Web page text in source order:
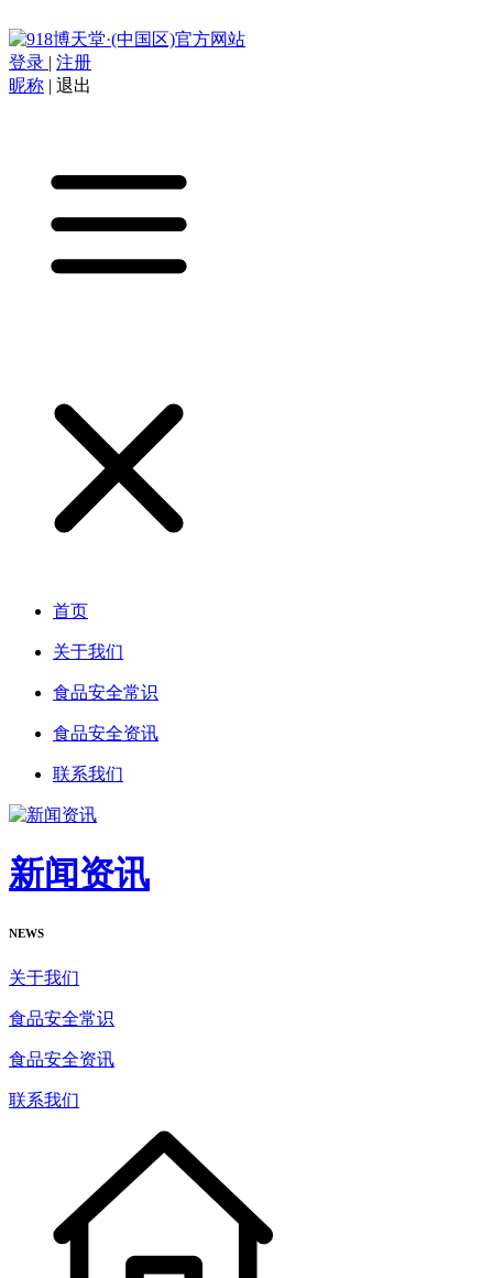
登录 | 注册
昵称 | 退出
首页
关于我们
食品安全常识
食品安全资讯
联系我们
新闻资讯
NEWS
关于我们
食品安全常识
食品安全资讯
联系我们